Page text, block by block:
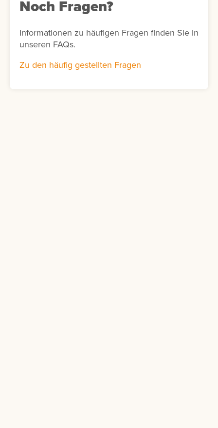
Noch Fragen?
Informationen zu häufigen Fragen finden Sie in
unseren FAQs.
Zu den häufig gestellten Fragen